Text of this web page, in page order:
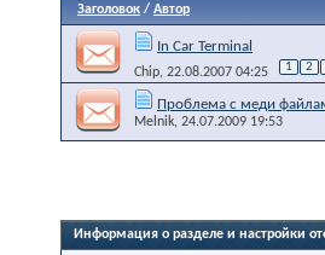
Заголовок / Автор
In Car Terminal
Chip, 22.08.2007 04:25 1 2
Проблема с меди
Melnik, 24.07.2009 19:53
Информация о разделе и настройки